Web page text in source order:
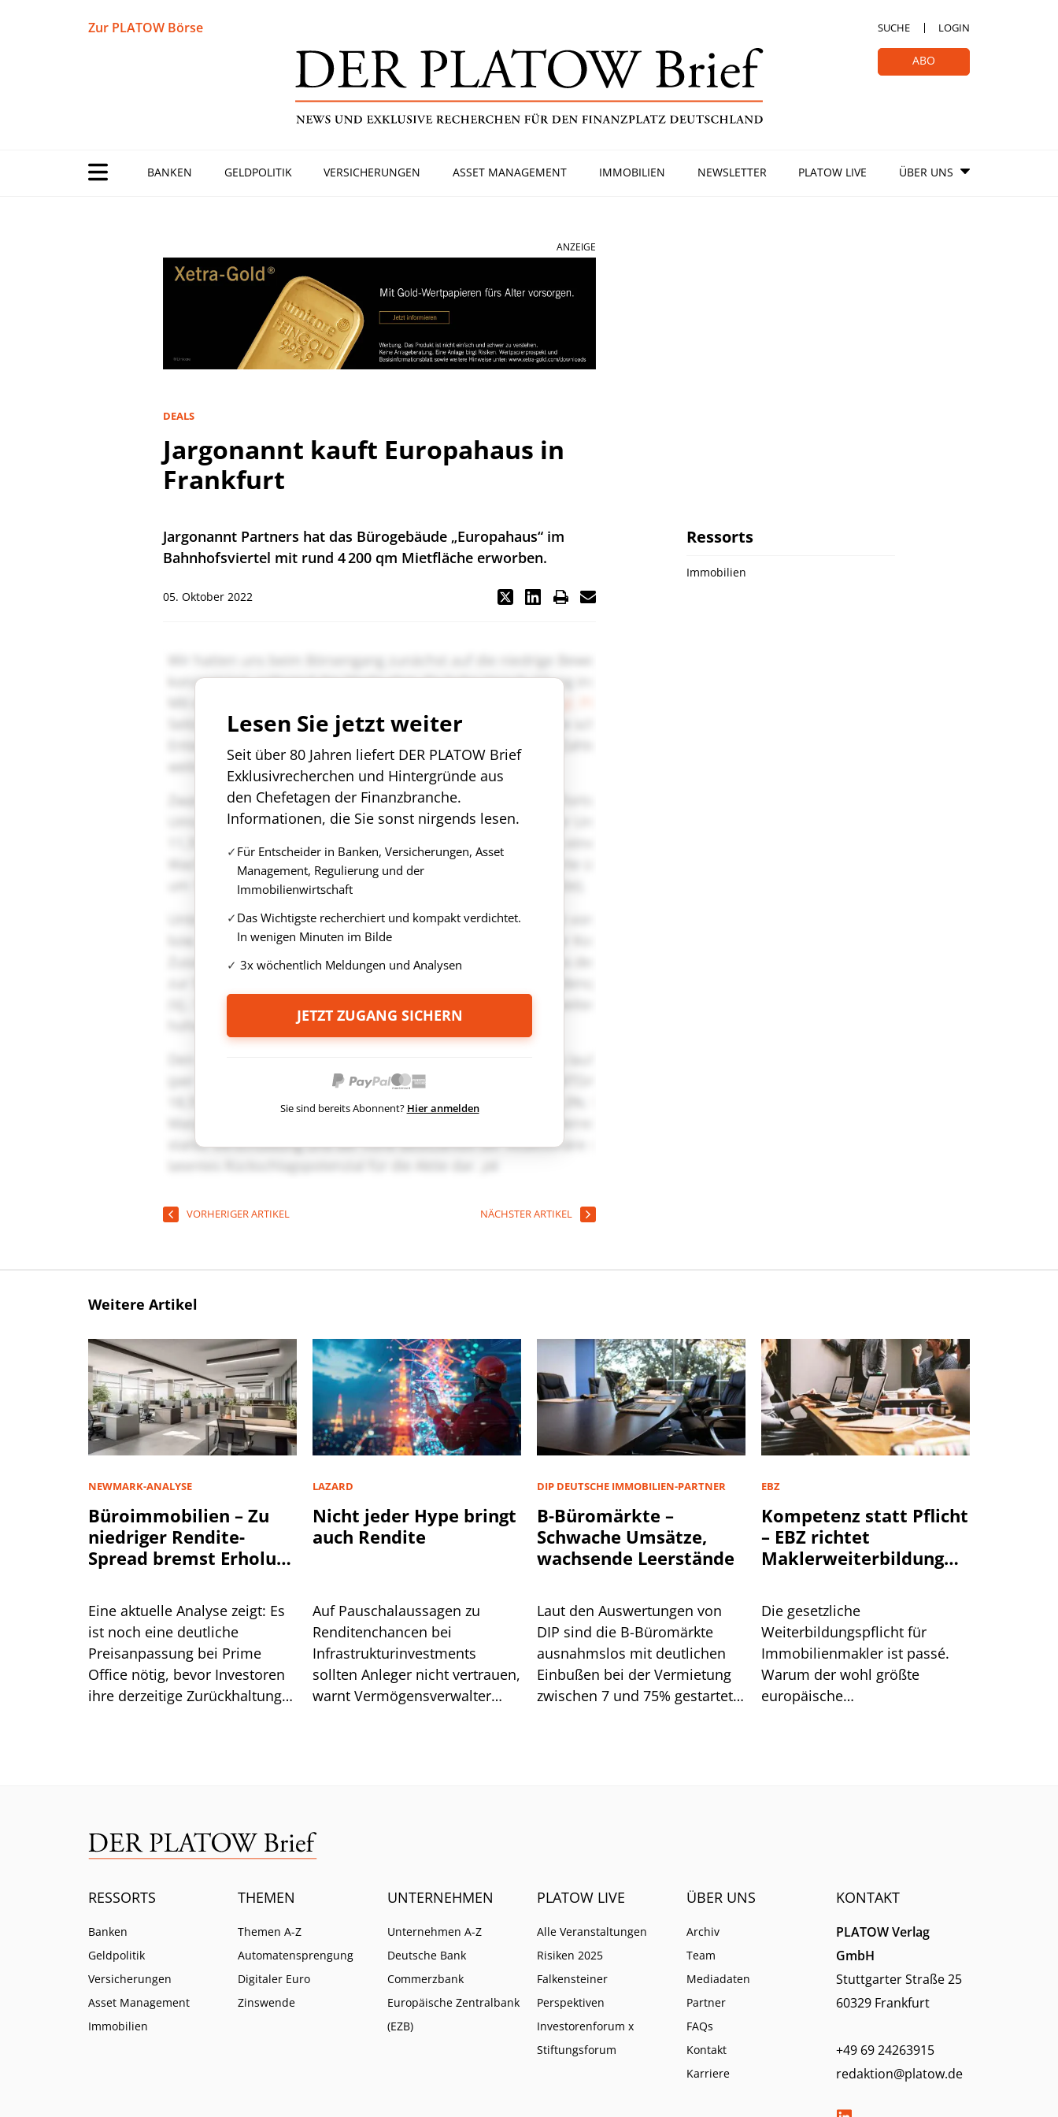
Zur PLATOW Börse SUCHE LOGIN
ABO
BANKEN GELDPOLITIK VERSICHERUNGEN ASSET MANAGEMENT IMMOBILIEN NEWSLETTER PLATOW LIVE ÜBER UNS
ANZEIGE
DEALS
Jargonannt kauft Europahaus in
Frankfurt
Jargonannt Partners hat das Bürogebäude „Europahaus“ im
Bahnhofsviertel mit rund 4 200 qm Mietfläche erworben.
05. Oktober 2022
Lesen Sie jetzt weiter
Seit über 80 Jahren liefert DER PLATOW Brief
Exklusivrecherchen und Hintergründe aus
den Chefetagen der Finanzbranche.
Informationen, die Sie sonst nirgends lesen.
Für Entscheider in Banken, Versicherungen, Asset
Management, Regulierung und der
Immobilienwirtschaft
Das Wichtigste recherchiert und kompakt verdichtet.
In wenigen Minuten im Bilde
3x wöchentlich Meldungen und Analysen
JETZT ZUGANG SICHERN
Sie sind bereits Abonnent? Hier anmelden
VORHERIGER ARTIKEL NÄCHSTER ARTIKEL
Ressorts
Immobilien
Weitere Artikel
NEWMARK-ANALYSE
Büroimmobilien – Zu
niedriger Rendite-
Spread bremst Erholung
Eine aktuelle Analyse zeigt: Es
ist noch eine deutliche
Preisanpassung bei Prime
Office nötig, bevor Investoren
ihre derzeitige Zurückhaltung
LAZARD
Nicht jeder Hype bringt
auch Rendite
Auf Pauschalaussagen zu
Renditenchancen bei
Infrastrukturinvestments
sollten Anleger nicht vertrauen,
warnt Vermögensverwalter
DIP DEUTSCHE IMMOBILIEN-PARTNER
B-Büromärkte –
Schwache Umsätze,
wachsende Leerstände
Laut den Auswertungen von
DIP sind die B-Büromärkte
ausnahmslos mit deutlichen
Einbußen bei der Vermietung
zwischen 7 und 75% gestartet.
EBZ
Kompetenz statt Pflicht
– EBZ richtet
Maklerweiterbildung
Die gesetzliche
Weiterbildungspflicht für
Immobilienmakler ist passé.
Warum der wohl größte
europäische
RESSORTS
Banken
Geldpolitik
Versicherungen
Asset Management
Immobilien
THEMEN
Themen A-Z
Automatensprengung
Digitaler Euro
Zinswende
UNTERNEHMEN
Unternehmen A-Z
Deutsche Bank
Commerzbank
Europäische Zentralbank
(EZB)
PLATOW LIVE
Alle Veranstaltungen
Risiken 2025
Falkensteiner
Perspektiven
Investorenforum x
Stiftungsforum
ÜBER UNS
Archiv
Team
Mediadaten
Partner
FAQs
Kontakt
Karriere
KONTAKT
PLATOW Verlag
GmbH
Stuttgarter Straße 25
60329 Frankfurt
+49 69 24263915
redaktion@platow.de